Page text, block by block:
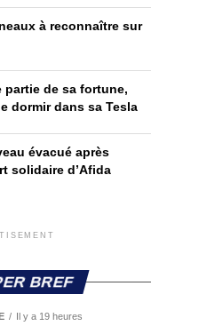
à reconnaître sur
partie de sa fortune,
dormir dans sa Tesla
évacué après
solidaire d’Afida
BREF
Il y a 19 heures